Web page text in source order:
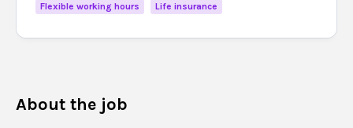
About the job
Flexible working hours
Life insurance